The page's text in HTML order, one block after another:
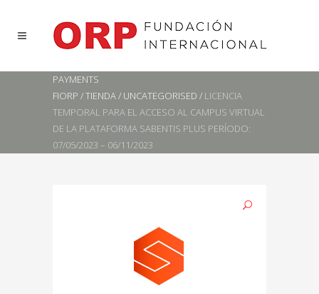
PAYMENTS
FIORP /TIENDA/ UNCATEGORISED / LICENCIA
TEMPORAL PARA EL ACCESO AL CAMPUS VIRTUAL
DE LA PLATAFORMA SABENTIS PLUS PERÍODO:
07/05/2023 – 06/11/2023